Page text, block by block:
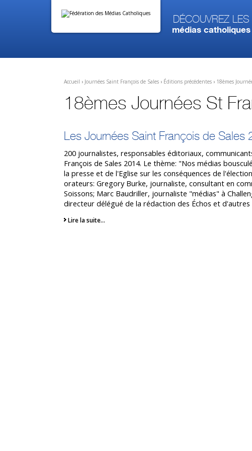
contenu.
Aller
personnels
Découvrez les
médias catholiques
Accueil › Journées Saint François de Sales › Éditions précédentes › 18èmes
18èmes Journées St
Les Journées Saint François de Sales
200 journalistes, responsables éditoriaux,
François de Sales 2014. Le thème: "Nos médias
la presse et de l'Eglise sur les conséquences de
orateurs: Gregory Burke, journaliste, consultant en
Soissons; Marc Baudriller, journaliste "médias" à
directeur délégué de la rédaction des Échos et d'autres
Lire la suite…